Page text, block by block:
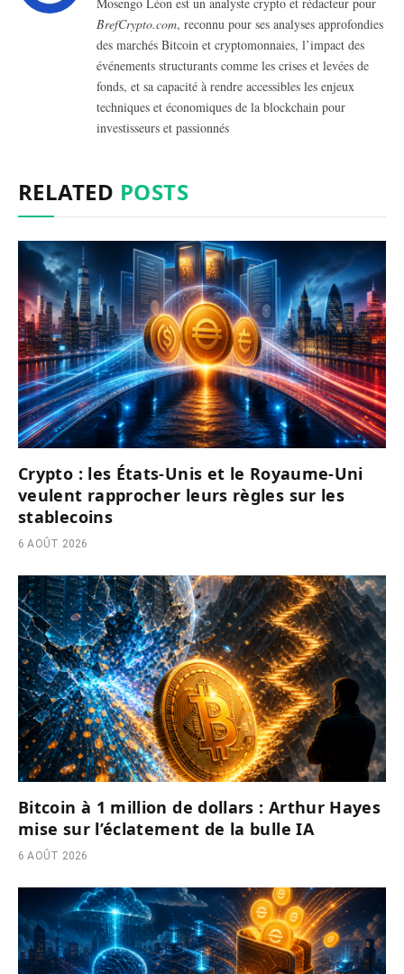
BrefCrypto.com, reconnu pour ses analyses approfondies
des marchés Bitcoin et cryptomonnaies, l’impact des
événements structurants comme les crises et levées de
fonds, et sa capacité à rendre accessibles les enjeux
techniques et économiques de la blockchain pour
investisseurs et passionnés
RELATED POSTS
Crypto : les États-Unis et le Royaume-Uni
veulent rapprocher leurs règles sur les
stablecoins
6 AOÛT 2026
Bitcoin à 1 million de dollars : Arthur Hayes
mise sur l’éclatement de la bulle IA
6 AOÛT 2026